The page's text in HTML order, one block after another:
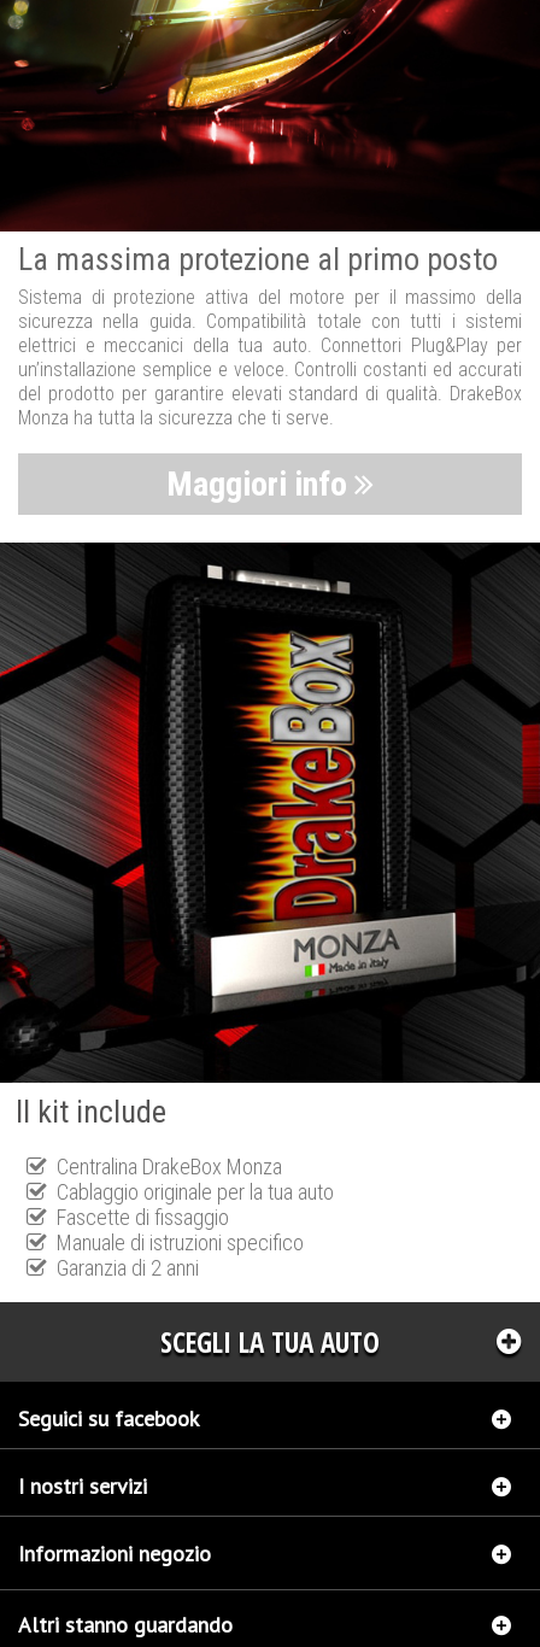
La massima protezione al primo posto
Sistema di protezione attiva del motore per il massimo della
sicurezza nella guida. Compatibilità totale con tutti i sistemi
elettrici e meccanici della tua auto. Connettori Plug&Play per
un’installazione semplice e veloce. Controlli costanti ed accurati
del prodotto per garantire elevati standard di qualità. DrakeBox
Monza ha tutta la sicurezza che ti serve.
Maggiori info
Il kit include
Centralina DrakeBox Monza
Cablaggio originale per la tua auto
Fascette di fissaggio
Manuale di istruzioni specifico
Garanzia di 2 anni
SCEGLI LA TUA AUTO
Seguici su facebook
I nostri servizi
Informazioni negozio
Altri stanno guardando